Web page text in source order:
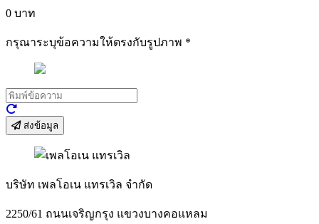
0 บาท
กรุณาระบุข้อความให้ตรงกับรูปภาพ *
ส่งข้อมูล
บริษัท เพลโอเน แทรเวิล จำกัด
2250/61 ถนนเจริญกรุง แขวงบางคอแหลม